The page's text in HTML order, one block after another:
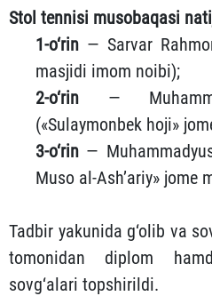
Stol tennisi musobaqasi
1-o‘rin — Sarvar
masjidi imom noibi);
2-o‘rin —
(«Sulaymonbek hoji»
3-o‘rin —
Muso al-Ash’ariy» jome
Tadbir yakunida g‘olib va
tomonidan diplom
sovg‘alari topshirildi.